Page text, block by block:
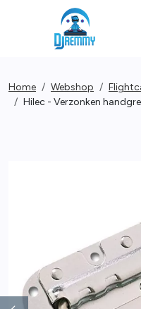
Home Webshop
Hilec - Verzonken